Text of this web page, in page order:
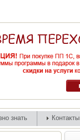
знать Контакты